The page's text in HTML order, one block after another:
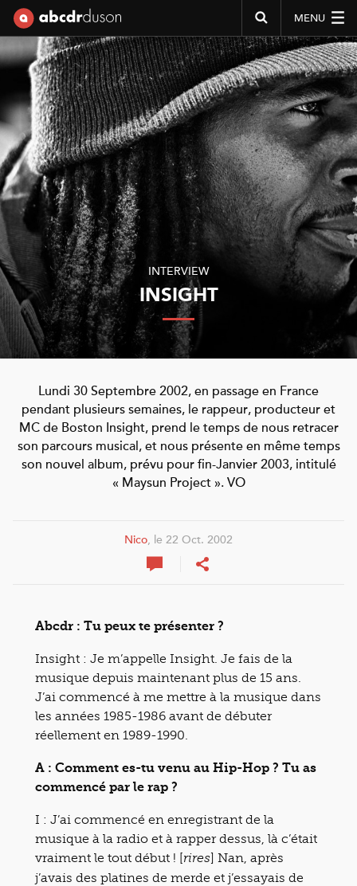
MENU
Abcdr du Son
INTERVIEW
INSIGHT
Lundi 30 Septembre 2002, en passage en France
pendant plusieurs semaines, le rappeur, producteur et
MC de Boston Insight, prend le temps de nous retracer
son parcours musical, et nous présente en même temps
son nouvel album, prévu pour fin-Janvier 2003, intitulé
« Maysun Project ». VO
Nico, le 22 Oct. 2002
Abcdr : Tu peux te présenter ?
Insight : Je m’appelle Insight. Je fais de la
musique depuis maintenant plus de 15 ans.
J’ai commencé à me mettre à la musique dans
les années 1985-1986 avant de débuter
réellement en 1989-1990.
A : Comment es-tu venu au Hip-Hop ? Tu as
commencé par le rap ?
I : J’ai commencé en enregistrant de la
musique à la radio et à rapper dessus, là c’était
vraiment le tout début ! [rires] Nan, après
j’avais des platines de merde et j’essayais de